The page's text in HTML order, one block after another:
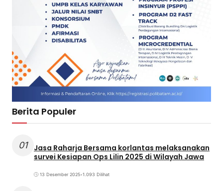
Berita Populer
01
Jasa Raharja Bersama korlantas melaksanakan
survei Kesiapan Ops Lilin 2025 di Wilayah Jawa
13 Desember 2025•1.093 Dilihat